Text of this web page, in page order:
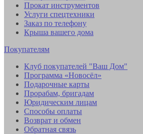
Прокат инструментов
Услуги спецтехники
Заказ по телефону
Крыша вашего дома
Покупателям
Клуб покупателей "Ваш Дом"
Программа «Новосёл»
Подарочные карты
Прорабам, бригадам
Юридическим лицам
Способы оплаты
Возврат и обмен
Обратная связь